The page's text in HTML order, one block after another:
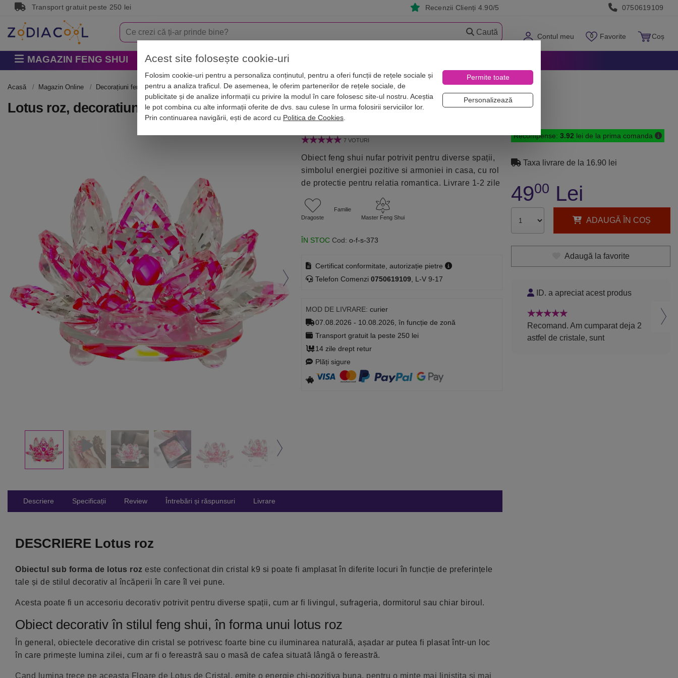
Transport gratuit peste 250 lei Recenzii Clienți 4.90/5 0750619109
Contul meu Favorite Coș
Caută
MAGAZIN FENG SHUI Horoscop Zodii Astrologie Numerologie
Acasă Magazin Online Decorațiuni feng shui casa Obiecte feng shui pe zodii Lotus roz
Lotus roz, decoratiune cristal k9 tip nufar pentru armonie, 8 cm
7 VOTURI
Obiect feng shui nufar potrivit pentru diverse spații,
simbolul energiei pozitive si armoniei in casa, cu rol
de protectie pentru relatia romantica. Livrare 1-2 zile
Dragoste
Familie
Master Feng Shui
ÎN STOC Cod: o-f-s-373
Certificat conformitate, autorizație pietre
Telefon Comenzi0750619109 , L-V 9-17
MOD DE LIVRARE: curier
07.08.2026 - 10.08.2026, în funcție de zonă
Transport gratuit la peste 250 lei
14 zile drept retur
Plăți sigure
Descriere Specificații Review Întrebări și răspunsuri Livrare
DESCRIERE Lotus roz
Obiectul sub forma de lotus roz este confectionat din cristal k9 si poate fi amplasat în diferite locuri în funcție de preferințele
tale și de stilul decorativ al încăperii în care îl vei pune.
Acesta poate fi un accesoriu decorativ potrivit pentru diverse spații, cum ar fi livingul, sufrageria, dormitorul sau chiar biroul.
Obiect decorativ în stilul feng shui, în forma unui lotus roz
În general, obiectele decorative din cristal se potrivesc foarte bine cu iluminarea naturală, așadar ar putea fi plasat într-un loc
în care primește lumina zilei, cum ar fi o fereastră sau o masă de cafea situată lângă o fereastră.
Cand lumina trece pe aceasta Floare de Lotus de Cristal, emite o energie chi-pozitiva buna, pentru o minte mai linistita si mai
Recompense:3.92 lei de la prima comanda
Taxa livrare de la 16.90 lei
4900 Lei
ADAUGĂ ÎN COȘ
Adaugă la favorite
ID. a apreciat acest produs
Recomand. Am cumparat deja 2
astfel de cristale, sunt
Acest site folosește cookie-uri
Folosim cookie-uri pentru a personaliza conținutul, pentru a oferi funcții de rețele sociale și
pentru a analiza traficul. De asemenea, le oferim partenerilor de rețele sociale, de
publicitate și de analize informații cu privire la modul în care folosesc site-ul nostru. Aceștia
le pot combina cu alte informații oferite de dvs. sau culese în urma folosirii serviciilor lor.
Prin continuarea navigării, ești de acord cu Politica de Cookies.
Permite toate
Personalizează